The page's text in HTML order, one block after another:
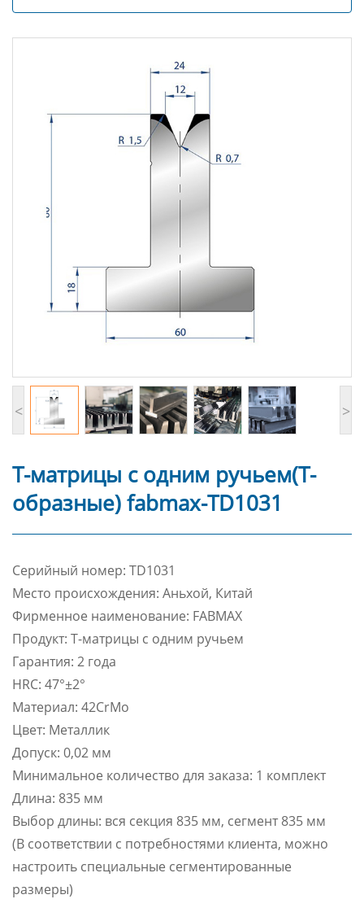
< >
Т-матрицы с одним ручьем(Т-
образные) fabmax-TD1031
Cерийный номер: TD1031
Место происхождения: Аньхой, Китай
Фирменное наименование: FABMAX
Продукт: Т-матрицы с одним ручьем
Гарантия: 2 года
HRC: 47°±2°
Материал: 42CrMo
Цвет: Металлик
Допуск: 0,02 мм
Минимальное количество для заказа: 1 комплект
Длина: 835 мм
Выбор длины: вся секция 835 мм, сегмент 835 мм
(В соответствии с потребностями клиента, можно
настроить специальные сегментированные
размеры)